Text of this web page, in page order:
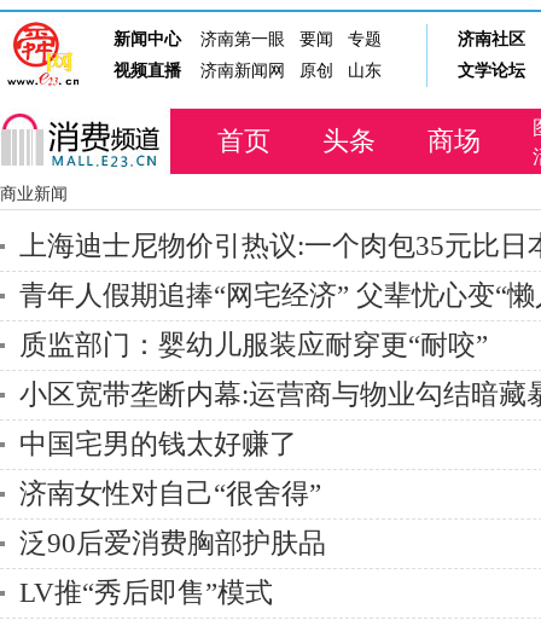
首页 头条 商场
商业新闻
上海迪士尼物价引热议:一个肉包35元比日
青年人假期追捧“网宅经济” 父辈忧心变“懒
质监部门：婴幼儿服装应耐穿更“耐咬”
小区宽带垄断内幕:运营商与物业勾结暗藏
中国宅男的钱太好赚了
济南女性对自己“很舍得”
泛90后爱消费胸部护肤品
LV推“秀后即售”模式